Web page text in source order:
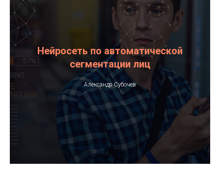
Нейросеть по автоматической
сегментации лиц
Александр Субочев